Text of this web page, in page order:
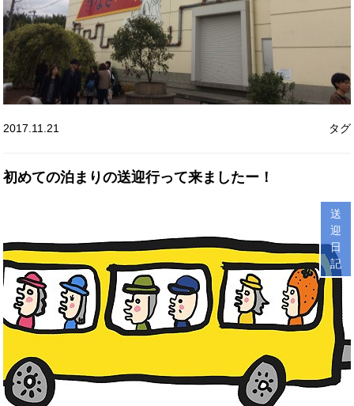
2017.11.21 タグ
初めての泊まりの送迎行って来ましたー！
送
迎
日
記